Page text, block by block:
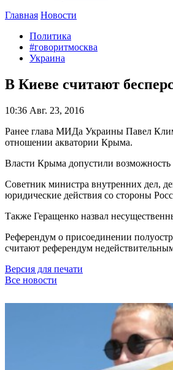
Главная Новости
Политика
#говоритмосква
Украина
В Киеве считают
10:36 Авг. 23, 2016
Ранее глава МИДа Украины Павел
отношении акватории Крыма.
Власти Крыма допустили возможность
Советник министра внутренних дел,
юридические действия со стороны
Также Геращенко назвал
Референдум о присоединении
считают референдум
Версия для печати
Все новости